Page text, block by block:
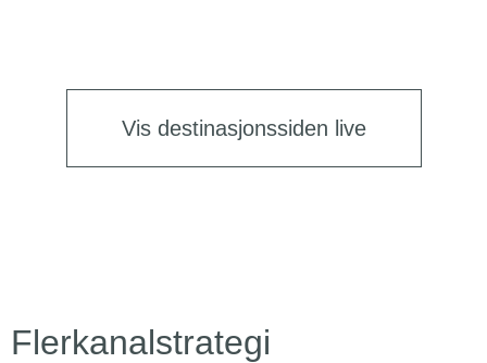
Vis destinasjonssiden live
Flerkanalstrategi